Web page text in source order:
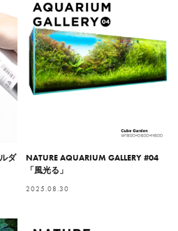
ダ
NATURE AQUARIUM GALLERY #04
「風光る」
2025.08.30